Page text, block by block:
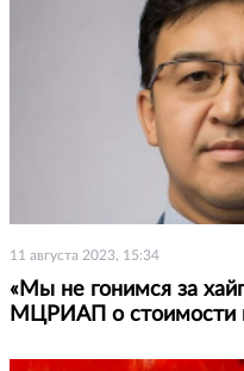
11 августа 2023, 15:34
«Мы не гонимся за
МЦРИАП о стоимости